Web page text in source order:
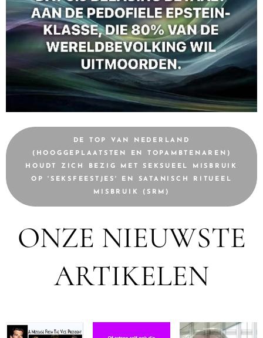
DE TOP VAN NEDERLAND
(HOOGGEPLAATSTEN EN TOPAMBTENAREN)
HOUDT ZICH BEZIG MET SEKSUEEL MISBRUIK
OP 'SEKSFEESTJES' EN SATANISCH RITUEEL
MISBRUIK (SRM)
ONZE NIEUWSTE
ARTIKELEN